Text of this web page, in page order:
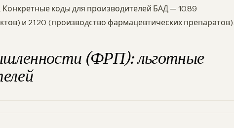
коды для производителей БАД — 10.89
и 21.20 (производство фармацевтических препаратов).
(ФРП): льготные